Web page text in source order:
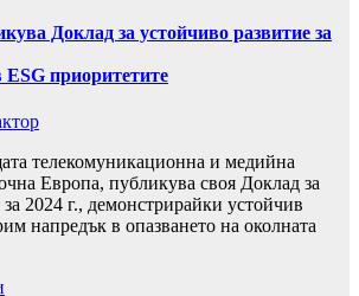
Доклад за устойчиво развитие за
ESG приоритетите
телекомуникационна и медийна
Европа, публикува своя Доклад за
2024 г., демонстрирайки устойчив
напредък в опазването на околната